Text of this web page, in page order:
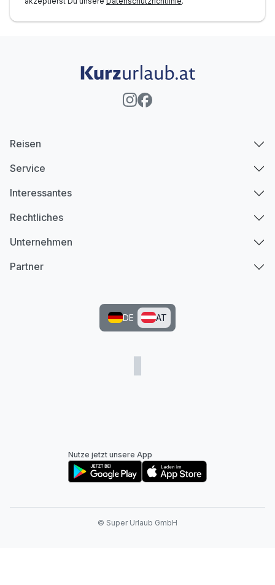
Reisen
Service
Interessantes
Rechtliches
Unternehmen
Partner
DE AT
Nutze jetzt unsere App
© Super Urlaub GmbH